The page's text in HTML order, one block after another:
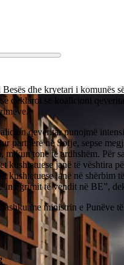
dhe kryetari i komunës
deklaroi se koalicioni
qeveritar punojmë
partnerë në Sofje, sepse
mikun tonë të ardhshëm. Për
kushtetuese janë të vështira
kushtetuese janë në shërbim
integrimit të vendit në BE”,
me ministrin e Punëve